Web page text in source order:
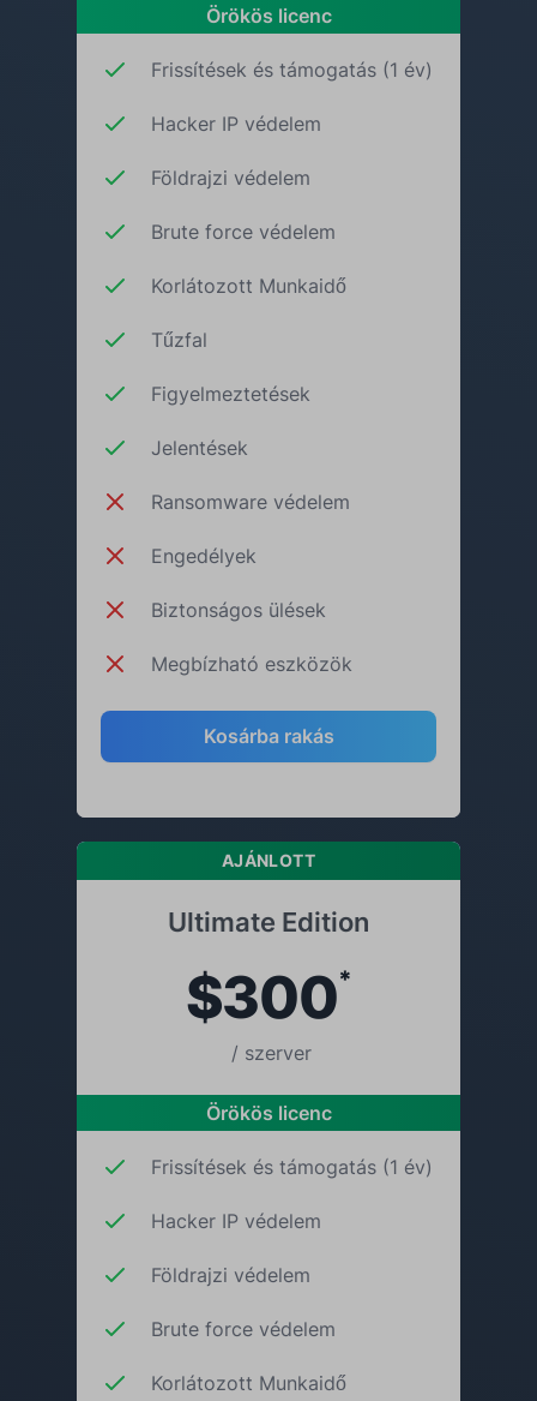
Örökös licenc
Frissítések és támogatás (1 év)
Hacker IP védelem
Földrajzi védelem
Brute force védelem
Korlátozott Munkaidő
Tűzfal
Figyelmeztetések
Jelentések
Ransomware védelem
Engedélyek
Biztonságos ülések
Megbízható eszközök
Kosárba rakás
AJÁNLOTT
Ultimate Edition
$300*
/ szerver
Örökös licenc
Frissítések és támogatás (1 év)
Hacker IP védelem
Földrajzi védelem
Brute force védelem
Korlátozott Munkaidő